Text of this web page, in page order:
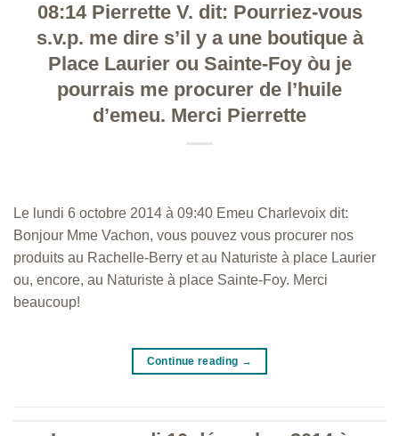
08:14 Pierrette V. dit: Pourriez-vous
s.v.p. me dire s’il y a une boutique à
Place Laurier ou Sainte-Foy òu je
pourrais me procurer de l’huile
d’emeu. Merci Pierrette
Le lundi 6 octobre 2014 à 09:40 Emeu Charlevoix dit:
Bonjour Mme Vachon, vous pouvez vous procurer nos
produits au Rachelle-Berry et au Naturiste à place Laurier
ou, encore, au Naturiste à place Sainte-Foy. Merci
beaucoup!
Continue reading →